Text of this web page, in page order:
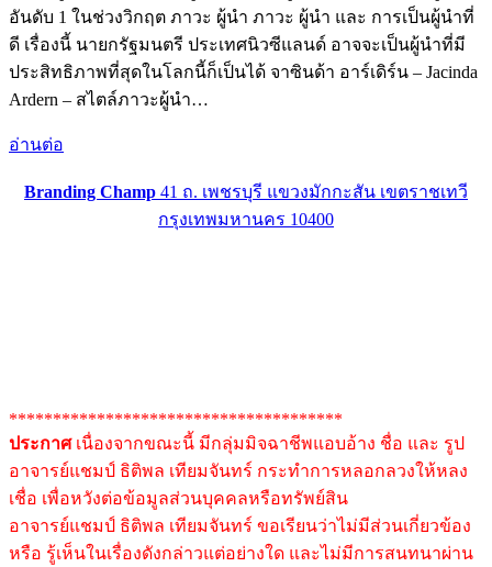
อันดับ 1 ในช่วงวิกฤต ภาวะ ผู้นำ ภาวะ ผู้นำ และ การเป็นผู้นำที่
ดี เรื่องนี้ นายกรัฐมนตรี ประเทศนิวซีแลนด์ อาจจะเป็นผู้นำที่มี
ประสิทธิภาพที่สุดในโลกนี้ก็เป็นได้ จาซินด้า อาร์เดิร์น – Jacinda
Ardern – สไตล์ภาวะผู้นำ…
อ่านต่อ
Branding Champ 41 ถ. เพชรบุรี แขวงมักกะสัน เขตราชเทวี
กรุงเทพมหานคร 10400
**************************************
ประกาศเนื่องจากขณะนี้ มีกลุ่มมิจฉาชีพแอบอ้าง ชื่อ และ รูป
อาจารย์แชมป์ ธิติพล เทียมจันทร์ กระทำการหลอกลวงให้หลง
เชื่อ เพื่อหวังต่อข้อมูลส่วนบุคคลหรือทรัพย์สิน
อาจารย์แชมป์ ธิติพล เทียมจันทร์ ขอเรียนว่าไม่มีส่วนเกี่ยวข้อง
หรือ รู้เห็นในเรื่องดังกล่าวแต่อย่างใด และไม่มีการสนทนาผ่าน